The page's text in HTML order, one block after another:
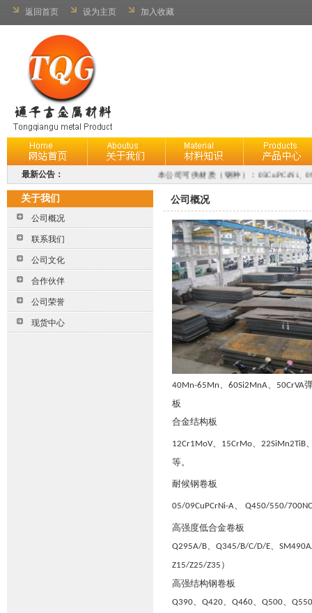
返回首页 设为主页 加入收藏
最新公告： 本公司可供材质（钢种）：05CuPCrNi、
关于我们
公司概况
联系我们
公司文化
合作伙伴
公司荣誉
现货中心
公司概况
40Mn-65Mn、 60Si2MnA、 50CrVA
板
合金结构板
12Cr1MoV、 15CrMo、 22SiMn2TiB
等。
耐候钢卷板
05/09CuPCrNi-A、 Q450/550/
高强度低合金卷板
Q295A/B、 Q345/B/C/D/E、
Z15/Z25/Z35 ）
高强结构钢卷板
Q390、 Q420、 Q460、 Q500、 Q550